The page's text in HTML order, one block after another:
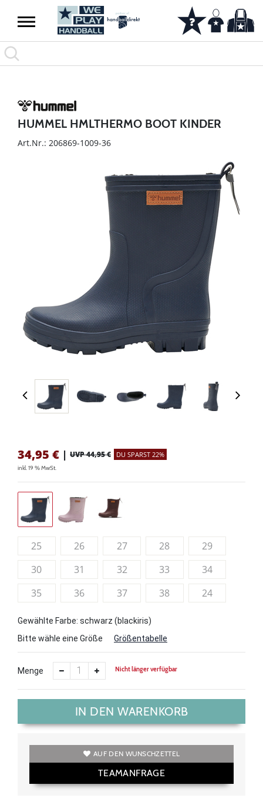
HUMMEL HMLTHERMO BOOT KINDER
Art.Nr.: 206869-1009-36
34,95 € | UVP 44,95 € DU SPARST 22%
inkl. 19 % MwSt.
25 26 27 28
29
30
31 32 33
34
35
36 37 38 24
Gewählte Farbe: schwarz (blackiris)
Bitte wähle eine Größe
Größentabelle
Menge Nicht länger verfügbar
IN DEN WARENKORB
AUF DEN WUNSCHZETTEL
TEAMANFRAGE